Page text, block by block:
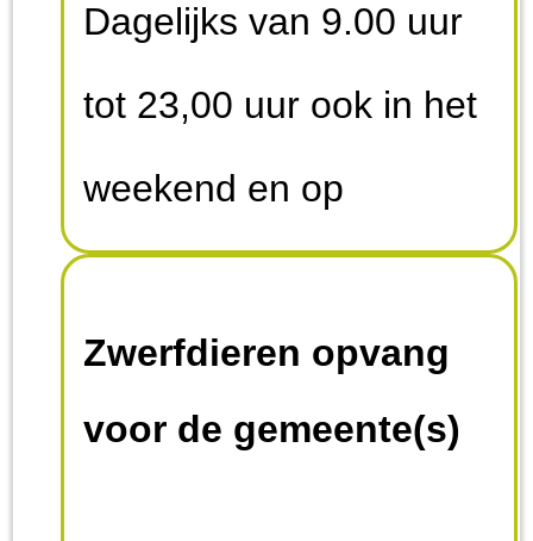
Dagelijks van 9.00 uur
tot 23,00 uur ook in het
weekend en op
feestdagen.
Zwerfdieren opvang
voor de gemeente(s)